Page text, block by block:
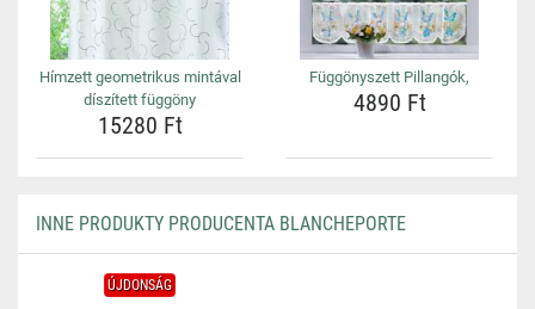
Hímzett geometrikus mintával
díszített függöny
15280 Ft
Függönyszett Pillangók,
4890 Ft
INNE PRODUKTY PRODUCENTA BLANCHEPORTE
ÚJDONSÁG